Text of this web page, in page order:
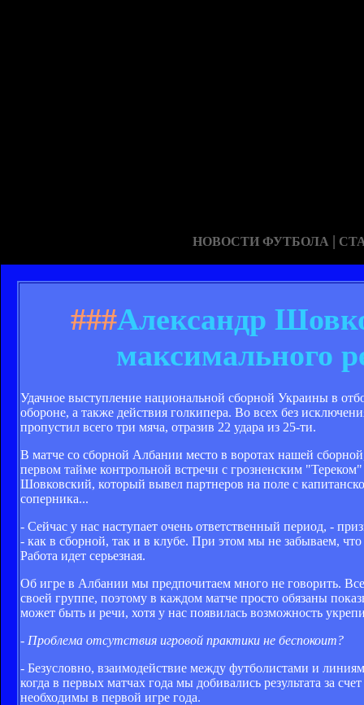
НОВОСТИ ФУТБОЛА |
###Александр
максимального
Удачное выступление национальной сборной Украины в
обороне, а также действия голкипера. Во всех без
пропустил всего три мяча, отразив 22 удара из 25-ти.
В матче со сборной Албании место в воротах нашей
первом тайме контрольной встречи с грозненским
Шовковский, который вывел партнеров на поле с
соперника...
- Сейчас у нас наступает очень ответственный период, -
- как в сборной, так и в клубе. При этом мы не забываем, что
Работа идет серьезная.
Об игре в Албании мы предпочитаем много не говорить.
своей группе, поэтому в каждом матче просто обязаны
может быть и речи, хотя у нас появилась возможность
- Проблема отсутствия игровой практики не беспокоит?
- Безусловно, взаимодействие между футболистами и
когда в первых матчах года мы добивались результата за
необходимы в первой игре года.